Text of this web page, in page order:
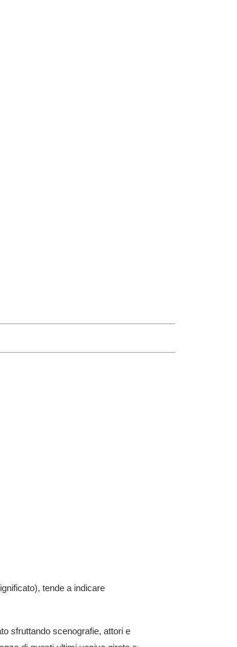
tende a indicare
sfruttando scenografie, attori e